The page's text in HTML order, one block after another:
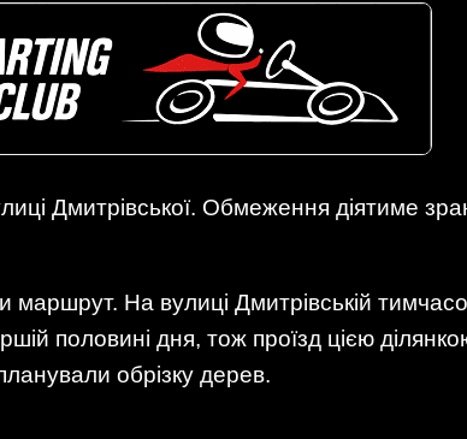
Дмитрівської. Обмеження діятиме
маршрут. На вулиці Дмитрівській
половині дня, тож проїзд цією
обрізку дерев.